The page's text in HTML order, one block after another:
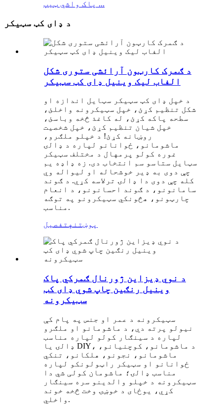
پاک واشي ټیپ ...
د ډای کټ سټیکر
د ګمرک کارټون آرائشی ستوری شکل
الفاب لیک وینیل ډای کټ سټیکر
د خپل ډای کټ سټیکر سټایل اندازه او
شکل تنظیم کړئ، خپل سټیکرونه واخلئ،
سطحه پاکه کړئ، له کاغذ څخه وباسئ،
خپل شیان تنظیم کړئ، خپل شخصیت
روښانه کړئ! د خپلو ملګرو،
ماشومانو، ځوانانو لپاره د ډالۍ
غوره کولو پرمهال د مختلف سټیکر
سټایل ستاسو سم انتخاب دی. زه ډاډه یم
چې دوی به ډیر خوشحاله او لیواله وي
کله چې دوی دا ډالۍ ترلاسه کړي. د ګوند
سامانونو، د ګوند احسانونو، د انعام
چارټونو، هڅونکي سټیکرونو په توګه
مناسب.
پوښتنه تفصیل
د نوي ډیزاین ژورنال ګمرکي پاک
وینیل رنګین چاپ شوي ډای کټ
سټیکرونه
سټیکرونه د عمر او جنس په پام کې
نیولو پرته دي، د ماشومانو او ملګرو
لپاره د سينګار کولو لپاره مناسب
ډالۍ یا DIY، د ماشومانو، کوچنيانو،
ماشومانو، نجونو، هلکانو، تنکي
ځوانانو او سټیکر راټولونکو لپاره
مناسب ډالۍ؛ ماشومان کولی شي دا
سټیکرونه د خپلو والدینو سره سينګار
کړي، یوځای د خوښۍ وخت څخه خوند
واخلي.